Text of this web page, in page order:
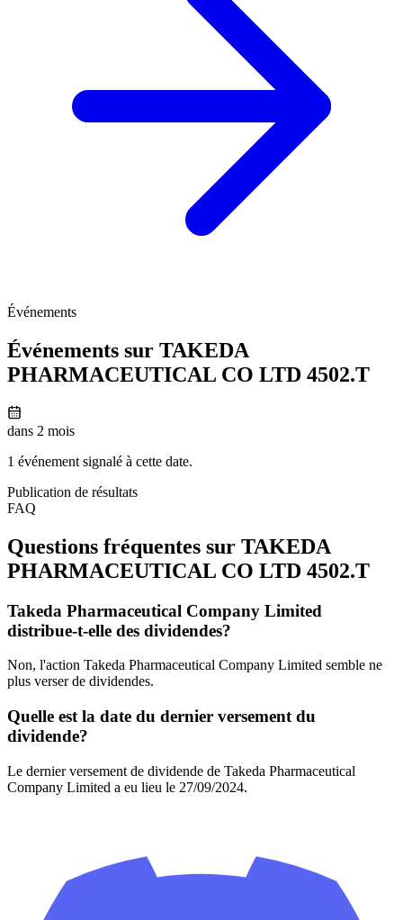
Événements
Événements sur TAKEDA
PHARMACEUTICAL CO LTD 4502.T
dans 2 mois
1 événement signalé à cette date.
Publication de résultats
FAQ
Questions fréquentes sur TAKEDA
PHARMACEUTICAL CO LTD 4502.T
Takeda Pharmaceutical Company Limited
distribue-t-elle des dividendes?
Non, l'action Takeda Pharmaceutical Company Limited semble ne
plus verser de dividendes.
Quelle est la date du dernier versement du
dividende?
Le dernier versement de dividende de Takeda Pharmaceutical
Company Limited a eu lieu le 27/09/2024.